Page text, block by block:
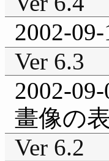
2002-09-
Ver 6.3
2002-09-
畫像の
Ver 6.2